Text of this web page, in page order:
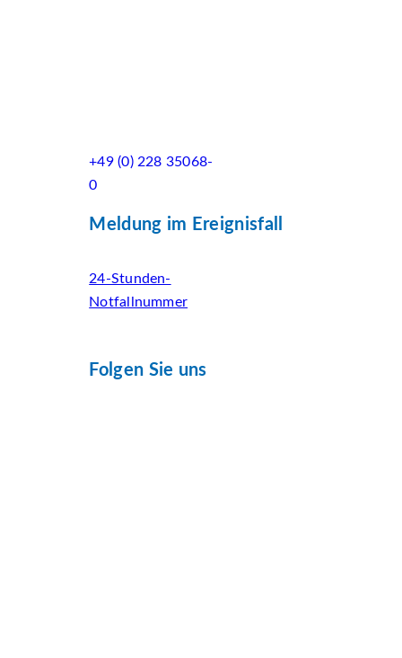
+49 (0) 228 35068-
0
Meldung im Ereignisfall
24-Stunden-
Notfallnummer
Folgen Sie uns